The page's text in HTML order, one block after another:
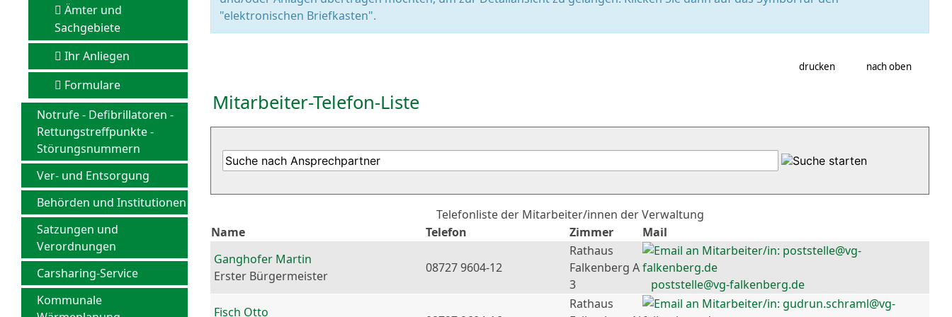
Ämter und
Sachgebiete
Ihr Anliegen
Formulare
Notrufe - Defibrillatoren -
Rettungstreffpunkte -
Störungsnummern
Ver- und Entsorgung
Behörden und Institutionen
Satzungen und
Verordnungen
Carsharing-Service
Kommunale
"elektronischen Briefkasten".
drucken nach oben
Mitarbeiter-Telefon-Liste
Telefonliste der Mitarbeiter/innen der Verwaltung
Name
Telefon Zimmer
Mail
Ganghofer Martin
Erster Bürgermeister
08727 9604-12
Rathaus
Falkenberg A
3
poststelle@vg-falkenberg.de
Fisch Otto
Rathaus